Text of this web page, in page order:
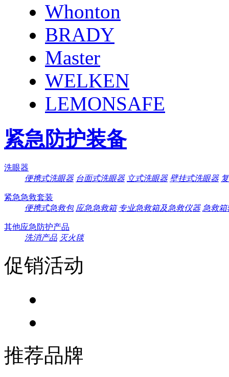
Whonton
BRADY
Master
WELKEN
LEMONSAFE
紧急防护装备
洗眼器
便携式洗眼器 台面式洗眼器 立式洗眼器 壁挂式洗眼器
紧急急救套装
便携式急救包 应急急救箱 专业急救箱及急救仪器 急救箱
其他应急防护产品
洗消产品 灭火毯
促销活动
推荐品牌